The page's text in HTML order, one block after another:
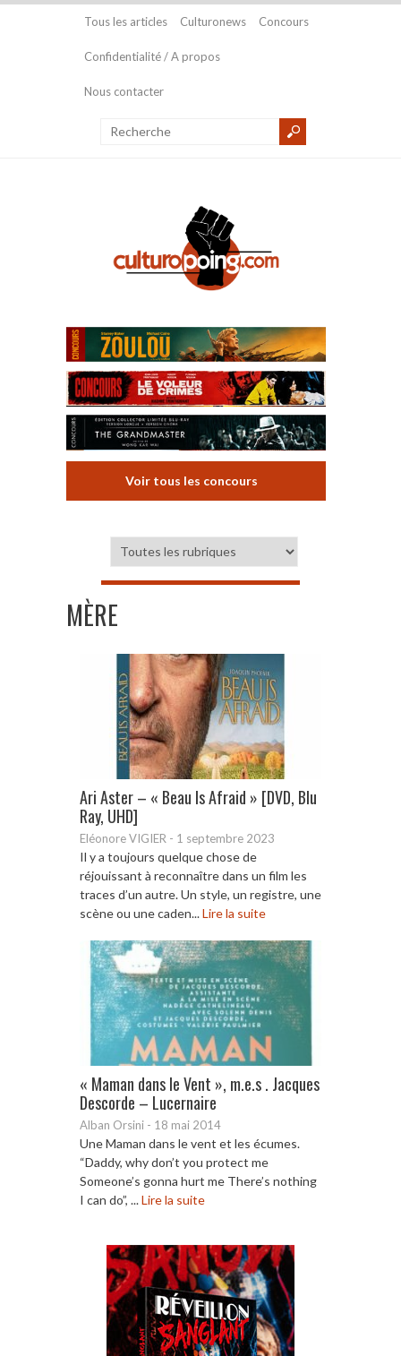
Tous les articles Culturonews Concours
Confidentialité / A propos
Nous contacter
Voir tous les concours
MÈRE
Ari Aster – « Beau Is Afraid » [DVD, Blu
Ray, UHD]
Eléonore VIGIER - 1 septembre 2023
Il y a toujours quelque chose de
réjouissant à reconnaître dans un film les
traces d’un autre. Un style, un registre, une
scène ou une caden...Lire la suite
« Maman dans le Vent », m.e.s . Jacques
Descorde – Lucernaire
Alban Orsini - 18 mai 2014
Une Maman dans le vent et les écumes.
“Daddy, why don’t you protect me
Someone’s gonna hurt me There’s nothing
I can do”, ...Lire la suite